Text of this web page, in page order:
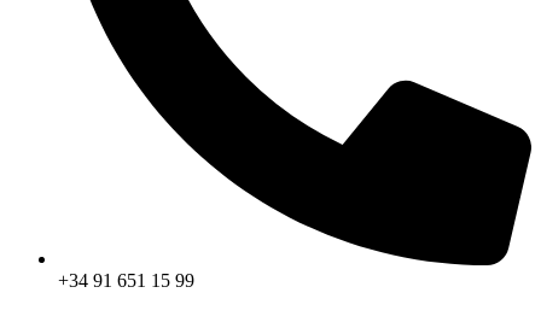
+34 91 651 15 99​​